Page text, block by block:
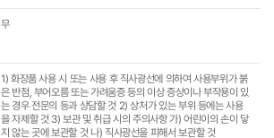
무
1) 화장품 사용 시 또는 사용 후 직사광선에 의하여 사용부위가 붉
은 반점, 부어오름 또는 가려움증 등의 이상 증상이나 부작용이 있
는 경우 전문의 등과 상담할 것 2) 상처가 있는 부위 등에는 사용
을 자제할 것 3) 보관 및 취급 시의 주의사항 가) 어린이의 손이 닿
지 않는 곳에 보관할 것 나) 직사광선을 피해서 보관할 것